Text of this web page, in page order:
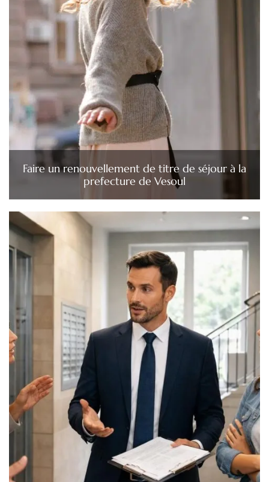
Faire un renouvellement de titre de séjour à la
prefecture de Vesoul